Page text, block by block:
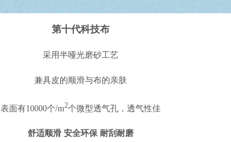
第十代科技布
采用半哑光磨砂工艺
兼具皮的顺滑与布的亲肤
表面有10000个/m2个微型透气孔，透气性佳
舒适顺滑 安全环保 耐刮耐磨